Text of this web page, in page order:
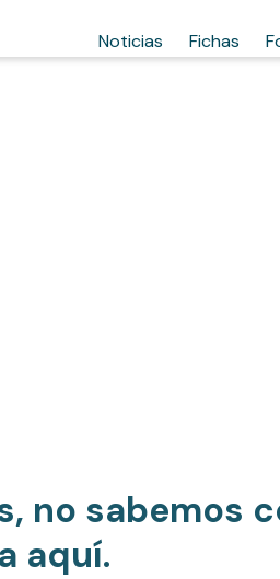
Noticias Fichas
no sabemos
aquí.